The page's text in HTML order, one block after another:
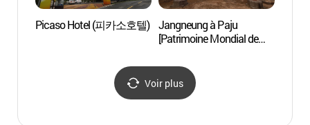
Picaso Hotel (피카소호텔) Jangneung à Paju
[Patrimoine Mondial de
Voir plus